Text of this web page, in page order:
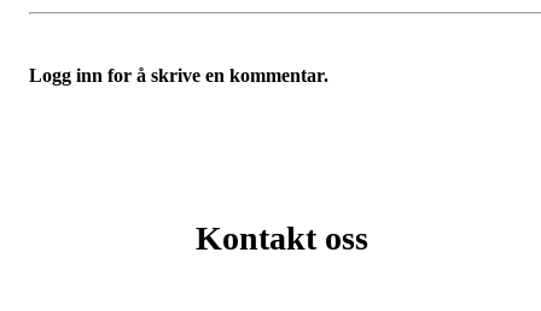
Logg inn for å skrive en kommentar.
Kontakt oss